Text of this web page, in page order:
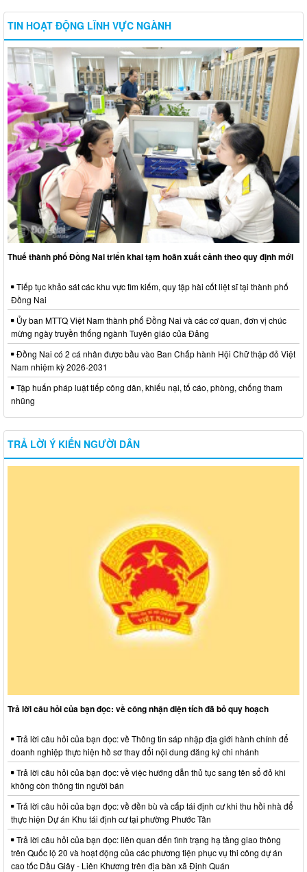
TIN HOẠT ĐỘNG LĨNH VỰC NGÀNH
Thuế thành phố Đồng Nai triển khai tạm hoãn xuất cảnh theo quy định mới
Tiếp tục khảo sát các khu vực tìm kiếm, quy tập hài cốt liệt sĩ tại thành phố
Đồng Nai
Ủy ban MTTQ Việt Nam thành phố Đồng Nai và các cơ quan, đơn vị chúc
mừng ngày truyền thống ngành Tuyên giáo của Đảng
Đồng Nai có 2 cá nhân được bầu vào Ban Chấp hành Hội Chữ thập đỏ Việt
Nam nhiệm kỳ 2026-2031
Tập huấn pháp luật tiếp công dân, khiếu nại, tố cáo, phòng, chống tham
nhũng
TRẢ LỜI Ý KIẾN NGƯỜI DÂN
Trả lời câu hỏi của bạn đọc: về công nhận diện tích đã bỏ quy hoạch
Trả lời câu hỏi của bạn đọc: về Thông tin sáp nhập địa giới hành chính để
doanh nghiệp thực hiện hồ sơ thay đổi nội dung đăng ký chi nhánh
Trả lời câu hỏi của bạn đọc: về việc hướng dẫn thủ tục sang tên sổ đỏ khi
không còn thông tin người bán
Trả lời câu hỏi của bạn đọc: về đền bù và cấp tái định cư khi thu hồi nhà để
thực hiện Dự án Khu tái định cư tại phường Phước Tân
Trả lời câu hỏi của bạn đọc: liên quan đến tình trạng hạ tầng giao thông
trên Quốc lộ 20 và hoạt động của các phương tiện phục vụ thi công dự án
cao tốc Dầu Giây - Liên Khương trên địa bàn xã Định Quán